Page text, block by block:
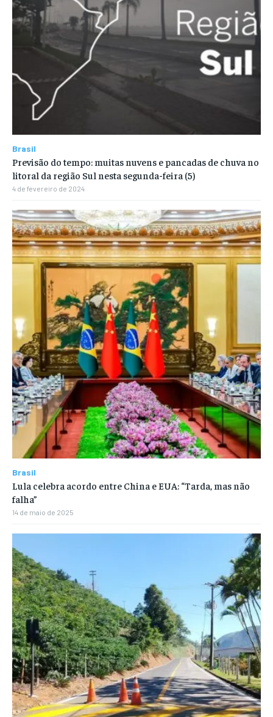
Brasil
Previsão do tempo: muitas nuvens e pancadas de chuva no
litoral da região Sul nesta segunda-feira (5)
4 de fevereiro de 2024
Brasil
Lula celebra acordo entre China e EUA: “Tarda, mas não
falha”
14 de maio de 2025